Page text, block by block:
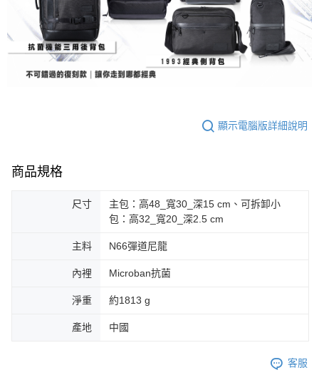
顯示電腦版詳細說明
商品規格
尺寸
主包：高48_寬30_深15 cm、可拆卸小
包：高32_寬20_深2.5 cm
主料 N66彈道尼龍
內裡 Microban抗菌
淨重 約1813 g
產地 中國
客服